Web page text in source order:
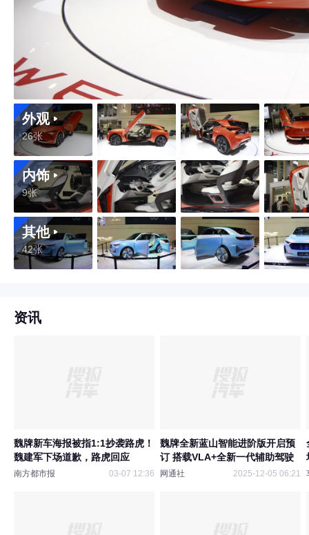
外观
26张
内饰
9张
其他
42张
资讯
魏牌新车海报被指1:1抄袭路虎！
魏建军下场道歉，路虎回应
南方都市报 03-07 12:36
魏牌全新蓝山智能进阶版开启预
订 搭载VLA+全新一代辅助驾驶
网通社 2025-12-05 06:21